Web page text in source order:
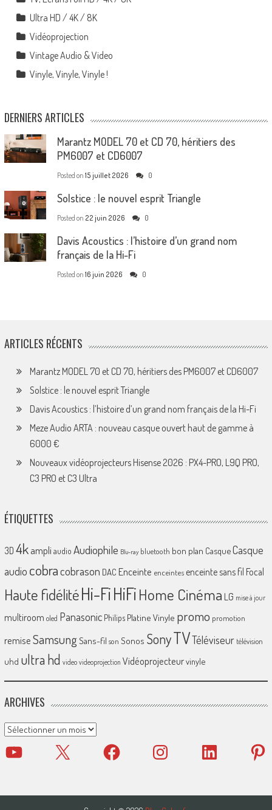
Ultra HD / 4K / 8K
Vidéoprojection
Vintage Audio & Video
Vinyle, Vinyle, Vinyle !
DERNIERS ARTICLES
Marantz MODEL 70 et CD 70, héritiers des
PM6007 et CD6007
Posted on 15 juillet 2026 0
Solstice : le nouvel esprit Triangle
Posted on 22 juin 2026 0
Davis Acoustics : l’histoire d’un grand nom
français de la Hi-Fi
Posted on 16 juin 2026 0
ARTICLES RÉCENTS
Marantz MODEL 70 et CD 70, héritiers des PM6007 et CD6007
Solstice : le nouvel esprit Triangle
Davis Acoustics : l’histoire d’un grand nom français de la Hi-Fi
Meze Audio ARTA : nouveau casque ouvert haut de gamme à
6000 €
Nouveaux vidéoprojecteurs Hisense 2026 : PX4-PRO, L9Q PRO,
C3 PRO et C3 Ultra
ÉTIQUETTES
3D 4k ampliaudio Audiophile Blu-ray bluetooth bon plan CasqueCasque
audio cobracobrason DAC Enceinte enceintes enceinte sans fil Focal
Haute fidélitéHi-FiHiFiHome Cinéma LG mise à jour
multiroom oled Panasonic Philips Platine Vinyle promo promotion
remiseSamsungSans-fil son Sonos SonyTVTéléviseur télévision
uhd ultra hd video videoprojection Vidéoprojecteurvinyle
ARCHIVES
Archives
YouTube X Facebook Instagram LinkedIn